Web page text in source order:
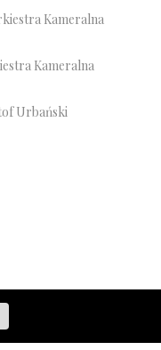
Kameralna
Kameralna
Urbański